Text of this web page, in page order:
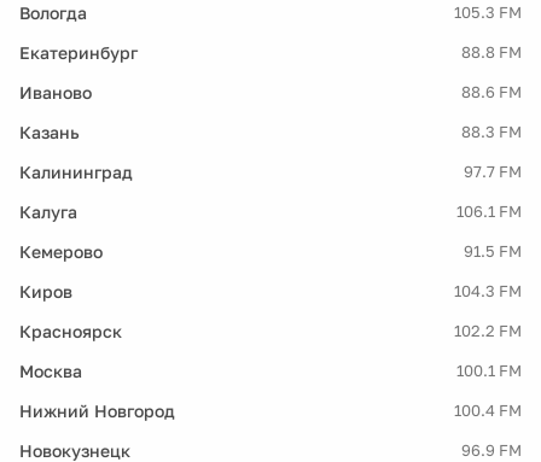
Вологда 105.3 FM
Екатеринбург 88.8 FM
Иваново 88.6 FM
Казань 88.3 FM
Калининград 97.7 FM
Калуга 106.1 FM
Кемерово 91.5 FM
Киров 104.3 FM
Красноярск 102.2 FM
Москва 100.1 FM
Нижний Новгород 100.4 FM
Новокузнецк 96.9 FM